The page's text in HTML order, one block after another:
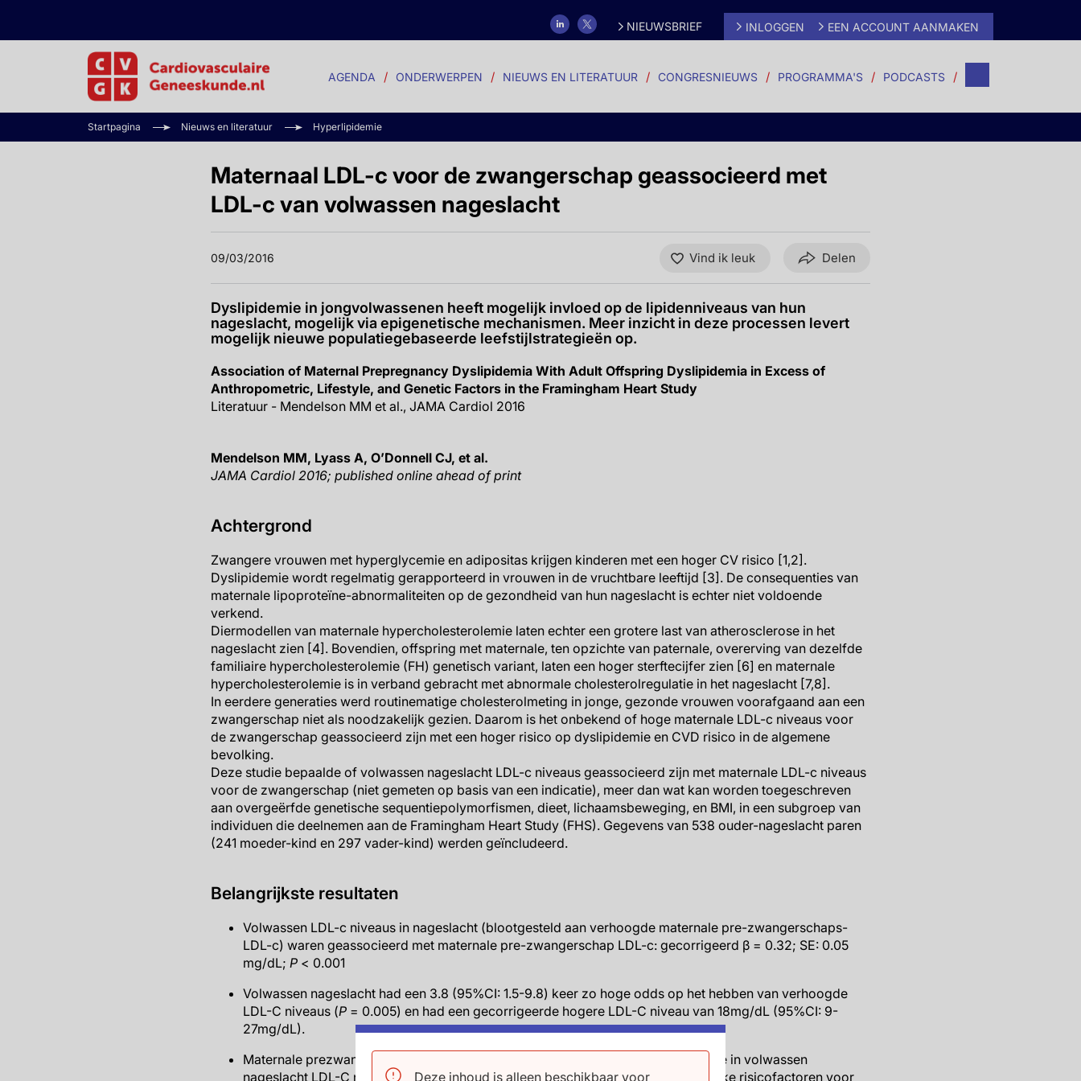
Deze inhoud is alleen beschikbaar voor
NIEUWSBRIEF INLOGGEN EEN ACCOUNT AANMAKEN
AGENDA ONDERWERPEN NIEUWS EN LITERATUUR CONGRESNIEUWS PROGRAMMA'S PODCASTS
Startpagina Nieuws en literatuur Hyperlipidemie
Maternaal LDL-c voor de zwangerschap geassocieerd met
LDL-c van volwassen nageslacht
09/03/2016 Vind ik leuk Delen
Dyslipidemie in jongvolwassenen heeft mogelijk invloed op de lipidenniveaus van hun
nageslacht, mogelijk via epigenetische mechanismen. Meer inzicht in deze processen levert
mogelijk nieuwe populatiegebaseerde leefstijlstrategieën op.
Association of Maternal Prepregnancy Dyslipidemia With Adult Offspring Dyslipidemia in Excess of
Anthropometric, Lifestyle, and Genetic Factors in the Framingham Heart Study
Literatuur - Mendelson MM et al., JAMA Cardiol 2016
Mendelson MM, Lyass A, O’Donnell CJ, et al.
JAMA Cardiol 2016; published online ahead of print
Achtergrond
Zwangere vrouwen met hyperglycemie en adipositas krijgen kinderen met een hoger CV risico [1,2].
Dyslipidemie wordt regelmatig gerapporteerd in vrouwen in de vruchtbare leeftijd [3]. De consequenties van
maternale lipoproteïne-abnormaliteiten op de gezondheid van hun nageslacht is echter niet voldoende
verkend.
Diermodellen van maternale hypercholesterolemie laten echter een grotere last van atherosclerose in het
nageslacht zien [4]. Bovendien, offspring met maternale, ten opzichte van paternale, overerving van dezelfde
familiaire hypercholesterolemie (FH) genetisch variant, laten een hoger sterftecijfer zien [6] en maternale
hypercholesterolemie is in verband gebracht met abnormale cholesterolregulatie in het nageslacht [7,8].
In eerdere generaties werd routinematige cholesterolmeting in jonge, gezonde vrouwen voorafgaand aan een
zwangerschap niet als noodzakelijk gezien. Daarom is het onbekend of hoge maternale LDL-c niveaus voor
de zwangerschap geassocieerd zijn met een hoger risico op dyslipidemie en CVD risico in de algemene
bevolking.
Deze studie bepaalde of volwassen nageslacht LDL-c niveaus geassocieerd zijn met maternale LDL-c niveaus
voor de zwangerschap (niet gemeten op basis van een indicatie), meer dan wat kan worden toegeschreven
aan overgeërfde genetische sequentiepolymorfismen, dieet, lichaamsbeweging, en BMI, in een subgroep van
individuen die deelnemen aan de Framingham Heart Study (FHS). Gegevens van 538 ouder-nageslacht paren
(241 moeder-kind en 297 vader-kind) werden geïncludeerd.
Belangrijkste resultaten
Volwassen LDL-c niveaus in nageslacht (blootgesteld aan verhoogde maternale pre-zwangerschaps-
LDL-c) waren geassocieerd met maternale pre-zwangerschap LDL-c: gecorrigeerd β = 0.32; SE: 0.05
mg/dL; P < 0.001
Volwassen nageslacht had een 3.8 (95%CI: 1.5-9.8) keer zo hoge odds op het hebben van verhoogde
LDL-C niveaus (P = 0.005) en had een gecorrigeerde hogere LDL-C niveau van 18mg/dL (95%CI: 9-
27mg/dL).
Maternale prezwangerschapsniveaus van LDL-C verklaarden 13% van de variatie in volwassen
nageslacht LDL-C niveaus, na veelvoorkomende genetische varianten en klassieke risicofactoren voor